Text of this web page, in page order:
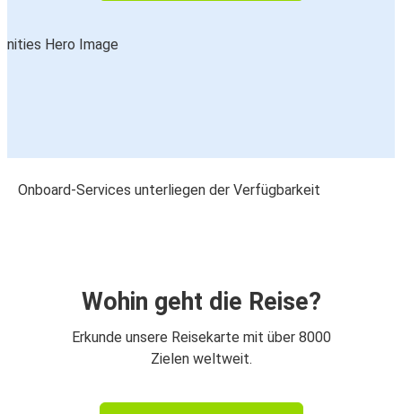
Onboard-Services unterliegen der Verfügbarkeit
Wohin geht die Reise?
Erkunde unsere Reisekarte mit über 8000
Zielen weltweit.